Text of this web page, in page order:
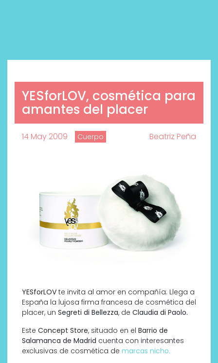
YESforLOV, cosmética para
amantes del placer
14 May 2009 Cuerpo Beatriz Peña
YESforLOV te invita al amor en compañía. Llega a
España la lujosa firma francesa de cosmética del
placer, un Segreti di Bellezza, de Claudia di Paolo.
Este Concept Store, situado en el Barrio de
Salamanca de Madrid cuenta con interesantes
exclusivas de cosmética de marcas nicho.